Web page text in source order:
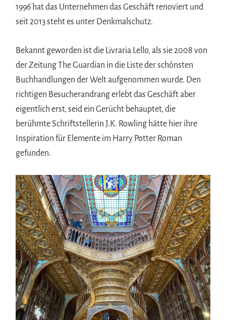
1996 hat das Unternehmen das Geschäft renoviert und
seit 2013 steht es unter Denkmalschutz.
Bekannt geworden ist die Livraria Lello, als sie 2008 von
der Zeitung The Guardian in die Liste der schönsten
Buchhandlungen der Welt aufgenommen wurde. Den
richtigen Besucherandrang erlebt das Geschäft aber
eigentlich erst, seid ein Gerücht behauptet, die
berühmte Schriftstellerin J.K. Rowling hätte hier ihre
Inspiration für Elemente im Harry Potter Roman
gefunden.